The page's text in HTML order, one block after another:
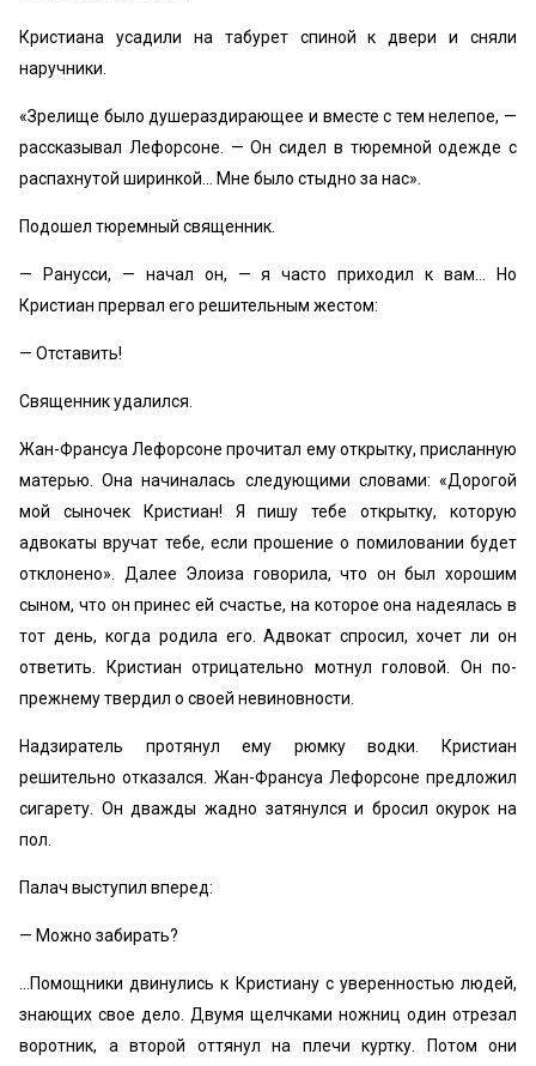
Кристиана усадили на табурет спиной к двери и сняли
наручники.
«Зрелище было душераздирающее и вместе с тем нелепое, —
рассказывал Лефорсоне. — Он сидел в тюремной одежде с
распахнутой ширинкой… Мне было стыдно за нас».
Подошел тюремный священник.
— Ранусси, — начал он, — я часто приходил к вам… Но
Кристиан прервал его решительным жестом:
— Отставить!
Священник удалился.
Жан-Франсуа Лефорсоне прочитал ему открытку, присланную
матерью. Она начиналась следующими словами: «Дорогой
мой сыночек Кристиан! Я пишу тебе открытку, которую
адвокаты вручат тебе, если прошение о помиловании будет
отклонено». Далее Элоиза говорила, что он был хорошим
сыном, что он принес ей счастье, на которое она надеялась в
тот день, когда родила его. Адвокат спросил, хочет ли он
ответить. Кристиан отрицательно мотнул головой. Он по-
прежнему твердил о своей невиновности.
Надзиратель протянул ему рюмку водки. Кристиан
решительно отказался. Жан-Франсуа Лефорсоне предложил
сигарету. Он дважды жадно затянулся и бросил окурок на
пол.
Палач выступил вперед:
— Можно забирать?
…Помощники двинулись к Кристиану с уверенностью людей,
знающих свое дело. Двумя щелчками ножниц один отрезал
воротник, а второй оттянул на плечи куртку. Потом они